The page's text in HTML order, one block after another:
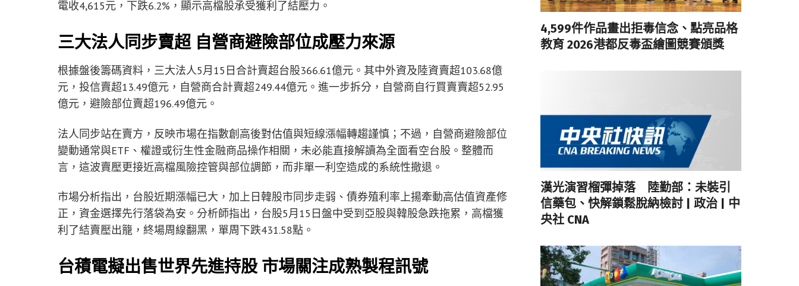
電收4,615元，下跌6.2%，顯示高檔股承受獲利了結壓力。
三大法人同步賣超 自營商避險部位成壓力來源
根據盤後籌碼資料，三大法人5月15日合計賣超台股366.61億元。其中外資及陸資賣超103.68億
元，投信賣超13.49億元，自營商合計賣超249.44億元。進一步拆分，自營商自行買賣賣超52.95
億元，避險部位賣超196.49億元。
法人同步站在賣方，反映市場在指數創高後對估值與短線漲幅轉趨謹慎；不過，自營商避險部位
變動通常與ETF、權證或衍生性金融商品操作相關，未必能直接解讀為全面看空台股。整體而
言，這波賣壓更接近高檔風險控管與部位調節，而非單一利空造成的系統性撤退。
市場分析指出，台股近期漲幅已大，加上日韓股市同步走弱、債券殖利率上揚牽動高估值資產修
正，資金選擇先行落袋為安。分析師指出，台股5月15日盤中受到亞股與韓股急跌拖累，高檔獲
利了結賣壓出籠，終場周線翻黑，單周下跌431.58點。
台積電擬出售世界先進持股 市場關注成熟製程訊號
4,599件作品畫出拒毒信念、點亮品格
教育 2026港都反毒盃繪圖競賽頒獎
漢光演習榴彈掉落 陸勤部：未裝引
信藥包、快解鎖鬆脫納檢討 | 政治 | 中
央社 CNA